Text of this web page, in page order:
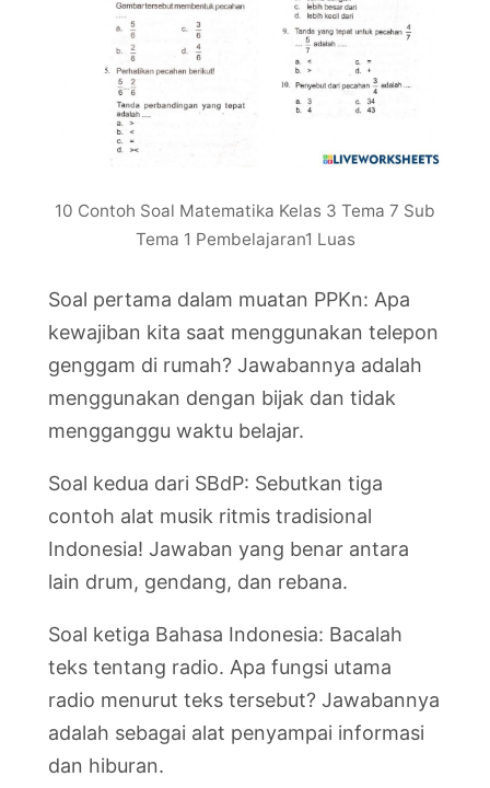
10 Contoh Soal Matematika Kelas 3 Tema 7 Sub
Tema 1 Pembelajaran1 Luas
Soal pertama dalam muatan PPKn: Apa
kewajiban kita saat menggunakan telepon
genggam di rumah? Jawabannya adalah
menggunakan dengan bijak dan tidak
mengganggu waktu belajar.
Soal kedua dari SBdP: Sebutkan tiga
contoh alat musik ritmis tradisional
Indonesia! Jawaban yang benar antara
lain drum, gendang, dan rebana.
Soal ketiga Bahasa Indonesia: Bacalah
teks tentang radio. Apa fungsi utama
radio menurut teks tersebut? Jawabannya
adalah sebagai alat penyampai informasi
dan hiburan.